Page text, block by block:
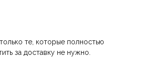
те, которые полностью
за доставку не нужно.